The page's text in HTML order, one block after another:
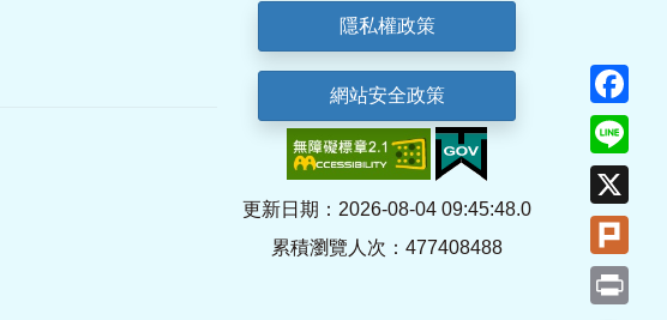
隱私權政策
網站安全政策
更新日期：2026-08-04 09:45:48.0
累積瀏覽人次：477408488